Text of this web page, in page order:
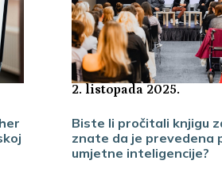
2. listopada 2025.
Biste li pročitali knjigu
znate da je prevedena
umjetne inteligencije?